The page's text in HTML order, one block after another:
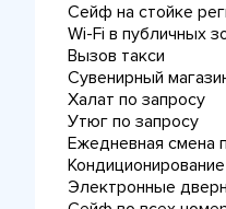
Сейф на стойке
Wi-Fi в публичных
Вызов такси
Сувенирный
Халат по запросу
Утюг по запросу
Ежедневная cмена
Электронные